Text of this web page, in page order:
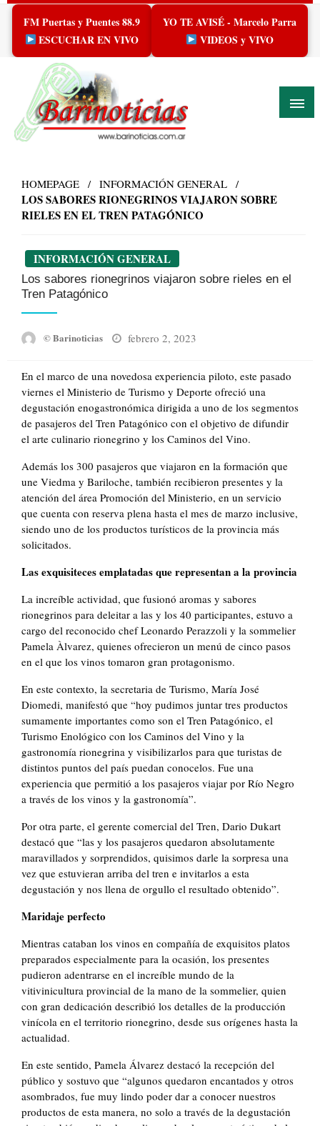
Skip
content
FM Puertas y Puentes 88.9
ESCUCHAR EN VIVO
YO TE AVISÉ - Marcelo Parra
VIDEOS y VIVO
HOMEPAGE INFORMACIÓN GENERAL
LOS SABORES RIONEGRINOS VIAJARON SOBRE
RIELES EN EL TREN PATAGÓNICO
INFORMACIÓN GENERAL
Los sabores rionegrinos viajaron sobre rieles en el
Tren Patagónico
© Barinoticias
Posted
febrero 2, 2023
En el marco de una novedosa experiencia piloto, este pasado
viernes el Ministerio de Turismo y Deporte ofreció una
degustación enogastronómica dirigida a uno de los segmentos
de pasajeros del Tren Patagónico con el objetivo de difundir
el arte culinario rionegrino y los Caminos del Vino.
Además los 300 pasajeros que viajaron en la formación que
une Viedma y Bariloche, también recibieron presentes y la
atención del área Promoción del Ministerio, en un servicio
que cuenta con reserva plena hasta el mes de marzo inclusive,
siendo uno de los productos turísticos de la provincia más
solicitados.
Las exquisiteces emplatadas que representan a la provincia
La increíble actividad, que fusionó aromas y sabores
rionegrinos para deleitar a las y los 40 participantes, estuvo a
cargo del reconocido chef Leonardo Perazzoli y la sommelier
Pamela Àlvarez, quienes ofrecieron un menú de cinco pasos
en el que los vinos tomaron gran protagonismo.
En este contexto, la secretaria de Turismo, María José
Diomedi, manifestó que “hoy pudimos juntar tres productos
sumamente importantes como son el Tren Patagónico, el
Turismo Enológico con los Caminos del Vino y la
gastronomía rionegrina y visibilizarlos para que turistas de
distintos puntos del país puedan conocelos. Fue una
experiencia que permitió a los pasajeros viajar por Río Negro
a través de los vinos y la gastronomía”.
Por otra parte, el gerente comercial del Tren, Dario Dukart
destacó que “las y los pasajeros quedaron absolutamente
maravillados y sorprendidos, quisimos darle la sorpresa una
vez que estuvieran arriba del tren e invitarlos a esta
degustación y nos llena de orgullo el resultado obtenido”.
Maridaje perfecto
Mientras cataban los vinos en compañía de exquisitos platos
preparados especialmente para la ocasión, los presentes
pudieron adentrarse en el increíble mundo de la
vitivinicultura provincial de la mano de la sommelier, quien
con gran dedicación describió los detalles de la producción
vinícola en el territorio rionegrino, desde sus orígenes hasta la
actualidad.
En este sentido, Pamela Álvarez destacó la recepción del
público y sostuvo que “algunos quedaron encantados y otros
asombrados, fue muy lindo poder dar a conocer nuestros
productos de esta manera, no solo a través de la degustación